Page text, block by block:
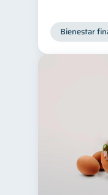
Bienestar